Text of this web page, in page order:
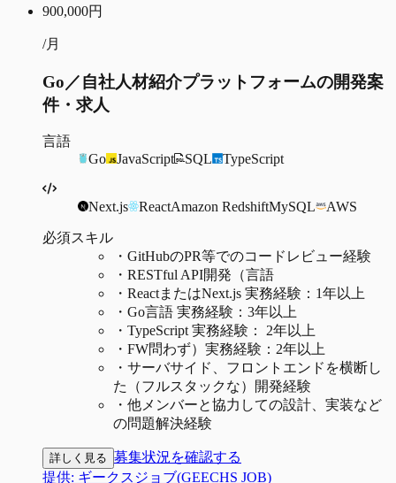
900,000円
/月
Go／自社人材紹介プラットフォームの開発案
件・求人
言語
Go
JavaScript SQL TypeScript
Next.js ReactAmazon RedshiftMySQL AWS
必須スキル
・ GitHubのPR等でのコードレビュー経験
・ RESTful API開発（言語
・ ReactまたはNext.js 実務経験：1年以上
・ Go言語 実務経験：3年以上
・ TypeScript 実務経験： 2年以上
・ FW問わず）実務経験：2年以上
・ サーバサイド、フロントエンドを横断し
た（フルスタックな）開発経験
・ 他メンバーと協力しての設計、実装など
の問題解決経験
詳しく見る 募集状況を確認する
提供: ギークスジョブ(GEECHS JOB)